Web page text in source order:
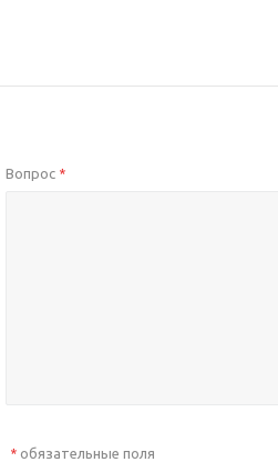
Вопрос *
*обязательные поля